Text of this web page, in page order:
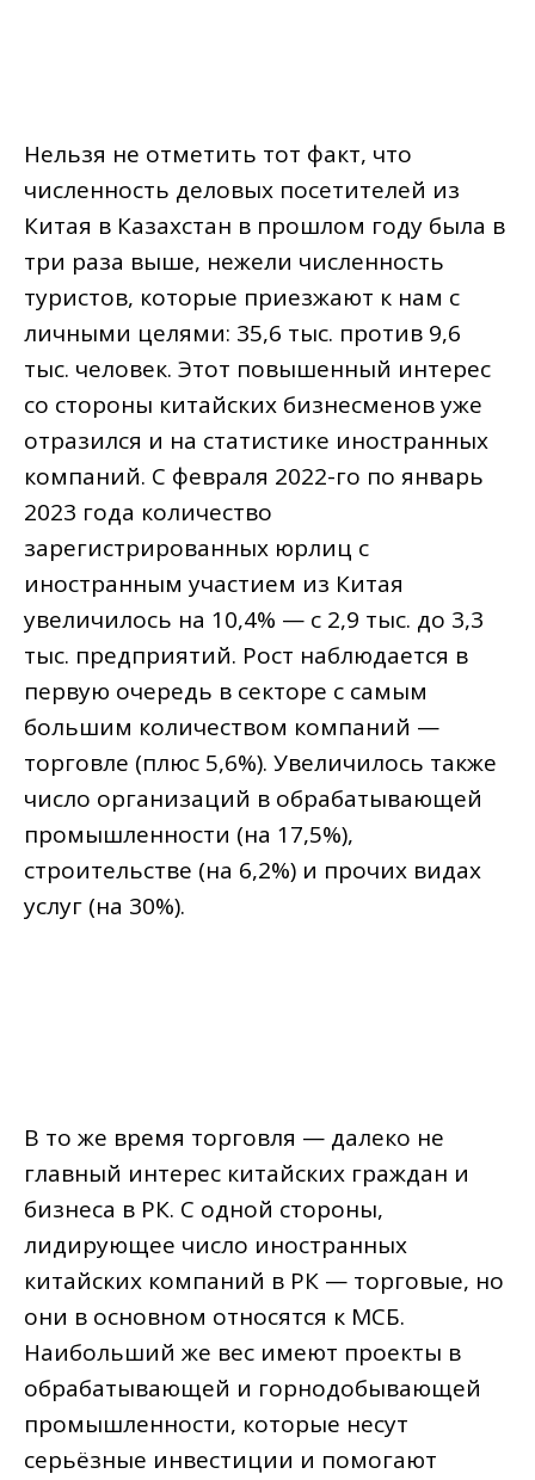
Нельзя не отметить тот факт, что
численность деловых посетителей из
Китая в Казахстан в прошлом году была в
три раза выше, нежели численность
туристов, которые приезжают к нам с
личными целями: 35,6 тыс. против 9,6
тыс. человек. Этот повышенный интерес
со стороны китайских бизнесменов уже
отразился и на статистике иностранных
компаний. С февраля 2022-го по январь
2023 года количество
зарегистрированных юрлиц с
иностранным участием из Китая
увеличилось на 10,4% — с 2,9 тыс. до 3,3
тыс. предприятий. Рост наблюдается в
первую очередь в секторе с самым
большим количеством компаний —
торговле (плюс 5,6%). Увеличилось также
число организаций в обрабатывающей
промышленности (на 17,5%),
строительстве (на 6,2%) и прочих видах
услуг (на 30%).
В то же время торговля — далеко не
главный интерес китайских граждан и
бизнеса в РК. С одной стороны,
лидирующее число иностранных
китайских компаний в РК — торговые, но
они в основном относятся к МСБ.
Наибольший же вес имеют проекты в
обрабатывающей и горнодобывающей
промышленности, которые несут
серьёзные инвестиции и помогают